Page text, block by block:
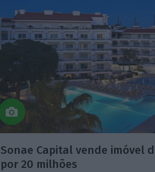
Sonae Capital vende imóvel
por 20 milhões